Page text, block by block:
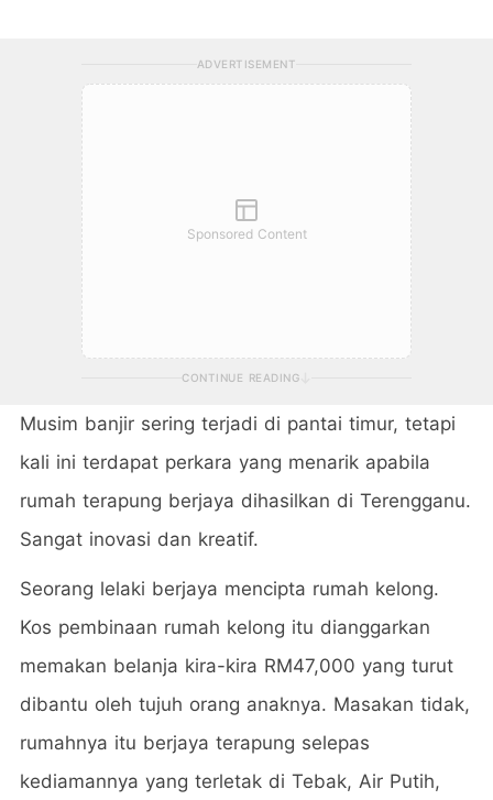
ADVERTISEMENT
Sponsored Content
CONTINUE READING
Musim banjir sering terjadi di pantai timur, tetapi
kali ini terdapat perkara yang menarik apabila
rumah terapung berjaya dihasilkan di Terengganu.
Sangat inovasi dan kreatif.
Seorang lelaki berjaya mencipta rumah kelong.
Kos pembinaan rumah kelong itu dianggarkan
memakan belanja kira-kira RM47,000 yang turut
dibantu oleh tujuh orang anaknya. Masakan tidak,
rumahnya itu berjaya terapung selepas
kediamannya yang terletak di Tebak, Air Putih,